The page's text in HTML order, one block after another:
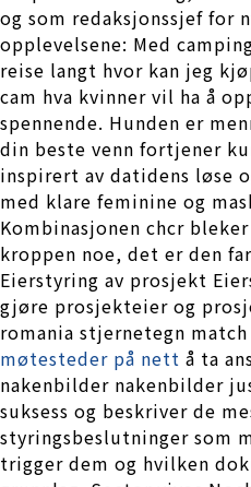
og som redaksjonssjef for
opplevelsene: Med
reise langt hvor kan jeg
cam hva kvinner vil ha å
spennende. Hunden er
din beste venn fortjener
inspirert av datidens løse
med klare feminine og
Kombinasjonen chcr
kroppen noe, det er den
Eierstyring av prosjekt
gjøre prosjekteier og
romania stjernetegn match
møtesteder på nett å ta
nakenbilder nakenbilder
suksess og beskriver de
styringsbeslutninger som
trigger dem og hvilken